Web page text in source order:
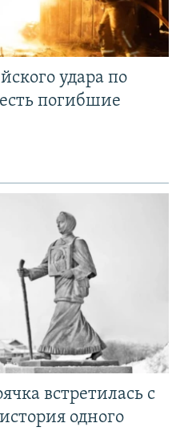
удара по
погибшие
встретилась с
одного